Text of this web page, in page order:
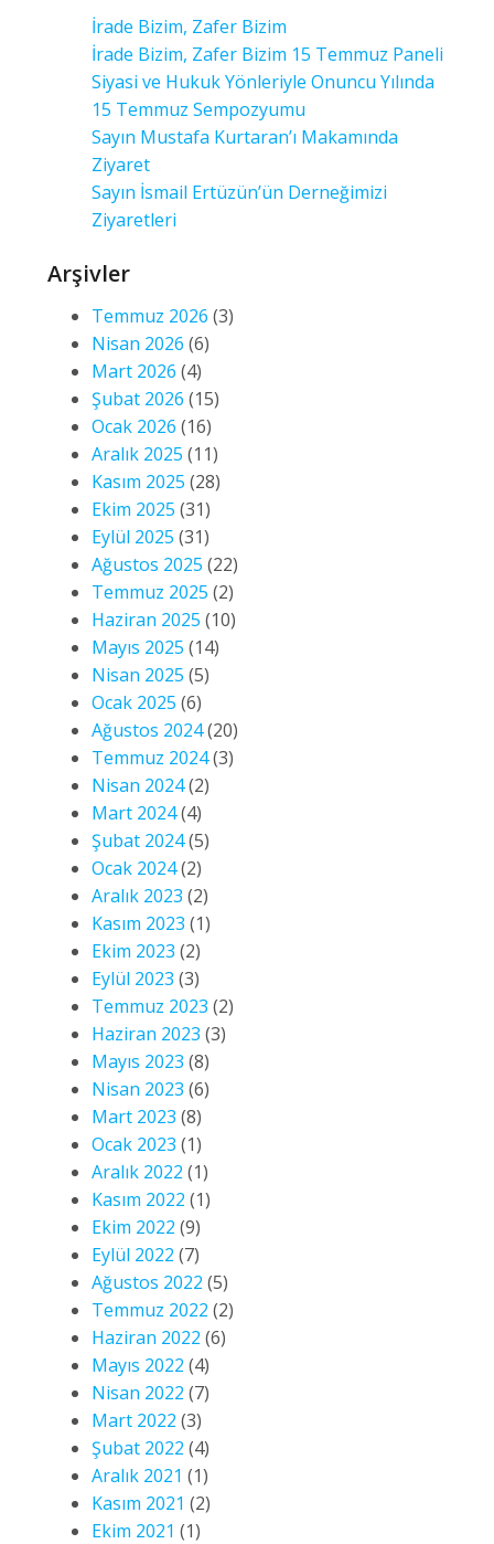
İrade Bizim, Zafer Bizim
İrade Bizim, Zafer Bizim 15 Temmuz Paneli
Siyasi ve Hukuk Yönleriyle Onuncu Yılında
15 Temmuz Sempozyumu
Sayın Mustafa Kurtaran’ı Makamında
Ziyaret
Sayın İsmail Ertüzün’ün Derneğimizi
Ziyaretleri
Arşivler
Temmuz 2026 (3)
Nisan 2026 (6)
Mart 2026 (4)
Şubat 2026 (15)
Ocak 2026 (16)
Aralık 2025 (11)
Kasım 2025 (28)
Ekim 2025 (31)
Eylül 2025 (31)
Ağustos 2025 (22)
Temmuz 2025 (2)
Haziran 2025 (10)
Mayıs 2025 (14)
Nisan 2025 (5)
Ocak 2025 (6)
Ağustos 2024(20)
Temmuz 2024(3)
Nisan 2024(2)
Mart 2024(4)
Şubat 2024(5)
Ocak 2024(2)
Aralık 2023 (2)
Kasım 2023 (1)
Ekim 2023 (2)
Eylül 2023 (3)
Temmuz 2023 (2)
Haziran 2023 (3)
Mayıs 2023 (8)
Nisan 2023 (6)
Mart 2023 (8)
Ocak 2023 (1)
Aralık 2022 (1)
Kasım 2022 (1)
Ekim 2022 (9)
Eylül 2022 (7)
Ağustos 2022 (5)
Temmuz 2022 (2)
Haziran 2022 (6)
Mayıs 2022 (4)
Nisan 2022 (7)
Mart 2022 (3)
Şubat 2022 (4)
Aralık 2021 (1)
Kasım 2021 (2)
Ekim 2021 (1)